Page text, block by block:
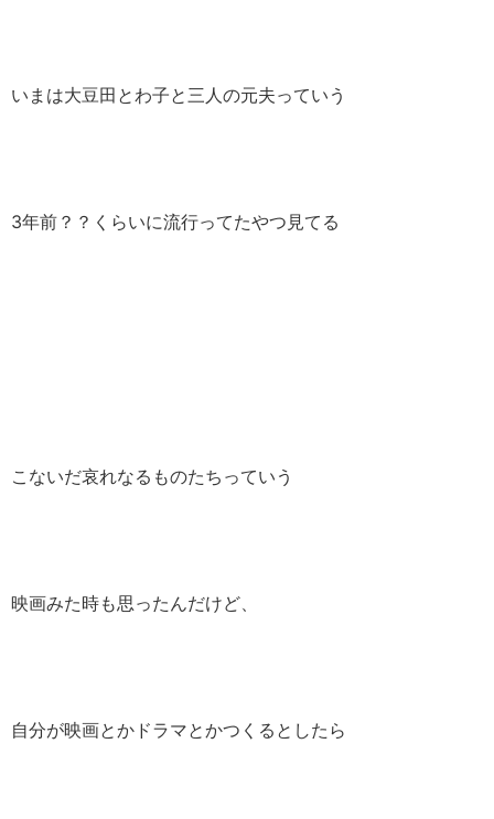
いまは大豆田とわ子と三人の元夫っていう
3年前？？くらいに流行ってたやつ見てる
こないだ哀れなるものたちっていう
映画みた時も思ったんだけど、
自分が映画とかドラマとかつくるとしたら